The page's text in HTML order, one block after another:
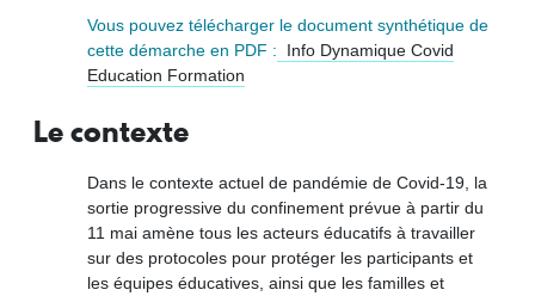
Vous pouvez télécharger le document synthétique de
cette démarche en PDF : Info Dynamique Covid
Education Formation
Le contexte
Dans le contexte actuel de pandémie de Covid-19, la
sortie progressive du confinement prévue à partir du
11 mai amène tous les acteurs éducatifs à travailler
sur des protocoles pour protéger les participants et
les équipes éducatives, ainsi que les familles et